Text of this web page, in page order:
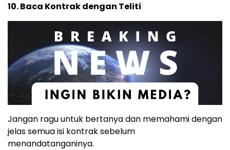
10. Baca Kontrak dengan Teliti
Jangan ragu untuk bertanya dan memahami dengan
jelas semua isi kontrak sebelum
menandatanganinya.